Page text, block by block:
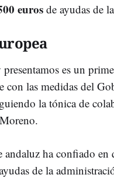
euros de ayudas de
es un
con las medidas del
la tónica de
andaluz ha confiado
de la